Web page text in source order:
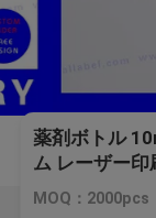
薬剤ボトル
ム レーザー
ラベル
MOQ：2000pcs